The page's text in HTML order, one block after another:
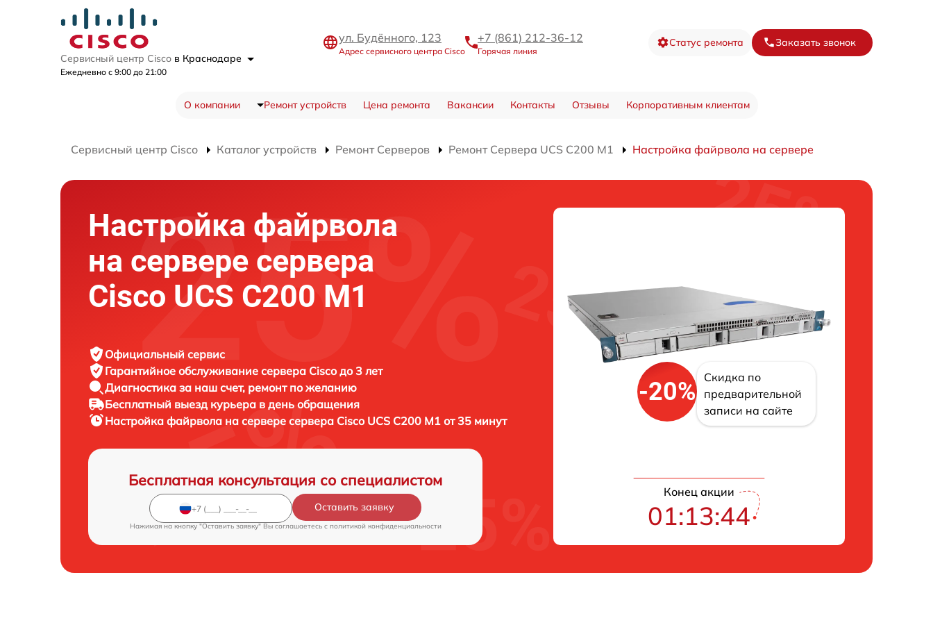
Сервисный центр Cisco в Краснодаре
Ежедневно с 9:00 до 21:00
ул. Будённого, 123
Адрес сервисного центра Cisco
+7 (861) 212-36-12
Горячая линия
Статус ремонта Заказать звонок
О компании Ремонт устройств Цена ремонта Вакансии Контакты Отзывы Корпоративным клиентам
Сервисный центр Cisco Каталог устройств Ремонт Серверов Ремонт Сервера UCS C200 M1 Настройка файрвола на сервере
Настройка файрвола
на сервере сервера
Cisco UCS C200 M1
Официальный сервис
Гарантийное обслуживание сервера Cisco до 3 лет
Диагностика за наш счет, ремонт по желанию
Бесплатный выезд курьера в день обращения
Настройка файрвола на сервере сервера Cisco UCS C200 M1 от 35 минут
Бесплатная консультация со специалистом
Оставить заявку
Нажимая на кнопку "Оставить заявку" Вы соглашаетесь c политикой конфиденциальности
-20%
Скидка по
предварительной
записи на сайте
Конец акции
01:13:43